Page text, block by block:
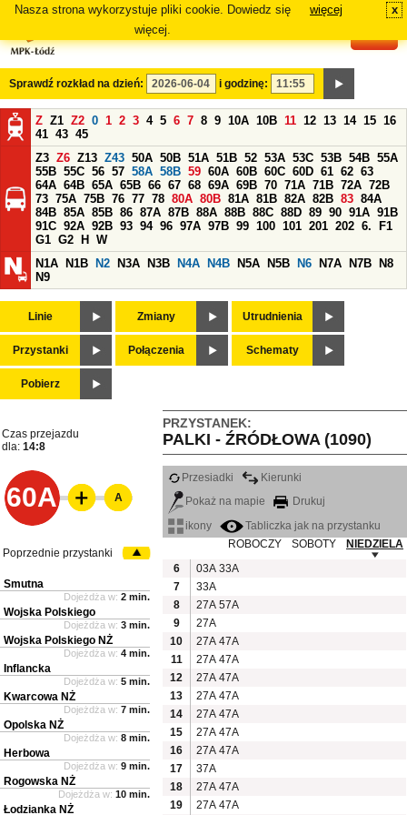
Nasza strona wykorzystuje pliki cookie. Dowiedz się
więcej.
więcej x
Sprawdź rozkład na dzień: i godzinę:
Z Z1 Z2 0 1 2 3 4 5 6 7 8 9 10A 10B 11 12 13 14 15 16
41 43 45
Z3 Z6 Z13 Z43 50A 50B 51A 51B 52 53A 53C 53B 54B 55A
55B 55C 56 57 58A 58B 59 60A 60B 60C 60D 61 62 63
64A 64B 65A 65B 66 67 68 69A 69B 70 71A 71B 72A 72B
73 75A 75B 76 77 78 80A 80B 81A 81B 82A 82B 83 84A
84B 85A 85B 86 87A 87B 88A 88B 88C 88D 89 90 91A 91B
91C 92A 92B 93 94 96 97A 97B 99 100 101 201 202 6.
F1
G1 G2 H
W
N1A
N1B N2 N3A N3B N4A N4B N5A N5B N6 N7A N7B
N8
N9
Linie Zmiany Utrudnienia
Przystanki Połączenia Schematy
Pobierz
PRZYSTANEK:
PALKI - ŹRÓDŁOWA (1090)
Czas przejazdu
dla: 14:8
60A
Przesiadki
Kierunki
Pokaż na mapie
Drukuj
ikony
Tabliczka jak na przystanku
ROBOCZY
SOBOTY
NIEDZIELA
6
03A 33A
7
33A
8
27A 57A
9
27A
10
27A 47A
11
27A 47A
12
27A 47A
13
27A 47A
14
27A 47A
15
27A 47A
16
27A 47A
17
37A
18
27A 47A
19
27A 47A
A
Poprzednie przystanki
Smutna
Dojeżdża w: 2 min.
Wojska Polskiego
Dojeżdża w: 3 min.
Wojska Polskiego NŻ
Dojeżdża w: 4 min.
Inflancka
Dojeżdża w: 5 min.
Kwarcowa NŻ
Dojeżdża w: 7 min.
Opolska NŻ
Dojeżdża w: 8 min.
Herbowa
Dojeżdża w: 9 min.
Rogowska NŻ
Dojeżdża w: 10 min.
Łodzianka NŻ